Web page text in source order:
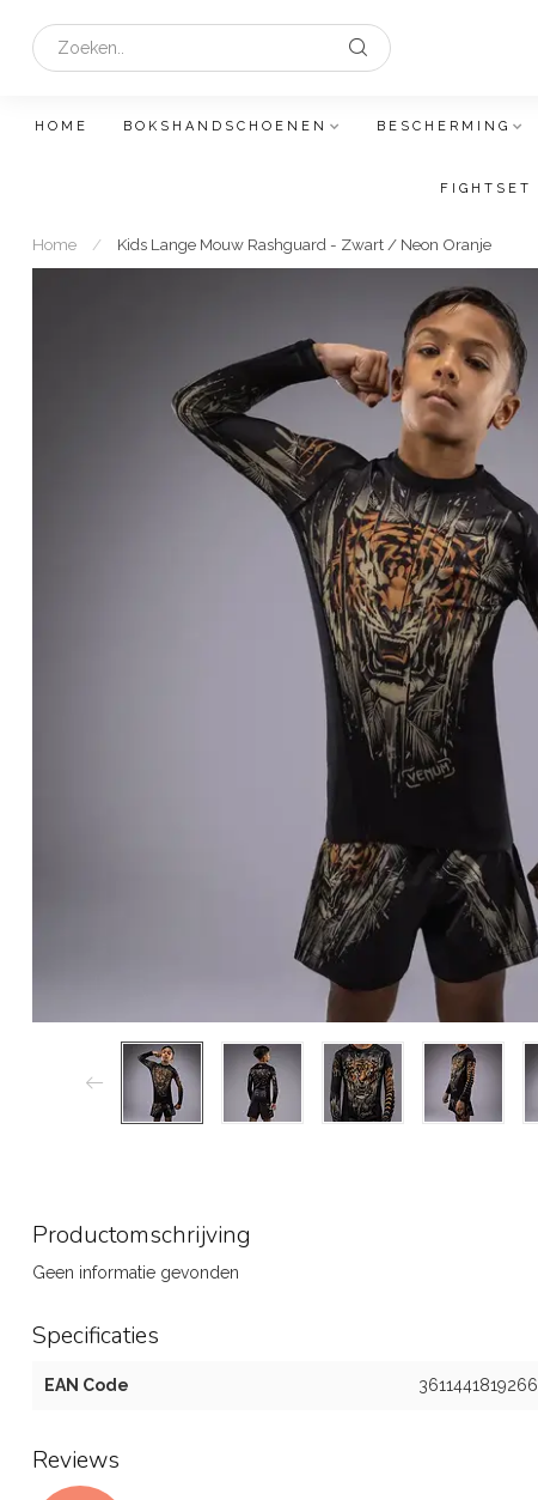
HOME BOKSHANDSCHOENEN BESCHERMING
FIGHTSET
Home / Kids Lange Mouw Rashguard - Zwart / Neon Oranje
Productomschrijving
Geen informatie gevonden
Specificaties
EAN Code 3611441819266
Reviews